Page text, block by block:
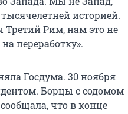
историей.
Третий Рим, нам это не
переработку».
Госдума. 30 ноября
Борцы с содомом
что в конце